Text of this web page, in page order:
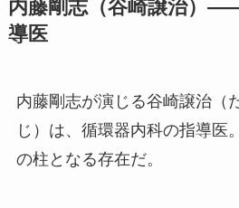
内藤剛志（谷崎譲治）
導医
内藤剛志が演じる谷崎譲治（
じ）は、循環器内科の指導医
の柱となる存在だ。